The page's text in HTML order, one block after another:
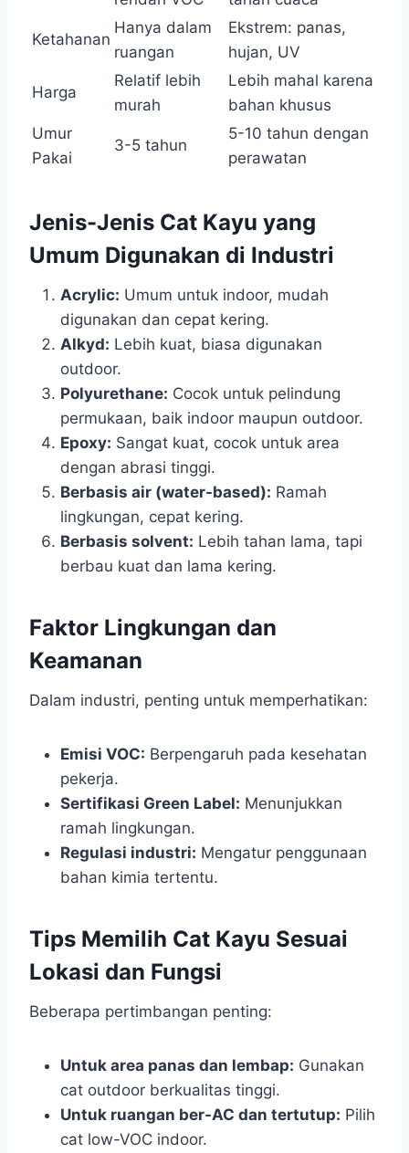
Ketahanan
Hanya dalam
ruangan
Ekstrem: panas,
hujan, UV
Harga
Relatif lebih
murah
Lebih mahal karena
bahan khusus
Umur
Pakai
3-5 tahun
5-10 tahun dengan
perawatan
Jenis-Jenis Cat Kayu yang
Umum Digunakan di Industri
Acrylic: Umum untuk indoor, mudah
digunakan dan cepat kering.
Alkyd: Lebih kuat, biasa digunakan
outdoor.
Polyurethane: Cocok untuk pelindung
permukaan, baik indoor maupun outdoor.
Epoxy: Sangat kuat, cocok untuk area
dengan abrasi tinggi.
Berbasis air (water-based): Ramah
lingkungan, cepat kering.
Berbasis solvent: Lebih tahan lama, tapi
berbau kuat dan lama kering.
Faktor Lingkungan dan
Keamanan
Dalam industri, penting untuk memperhatikan:
Emisi VOC: Berpengaruh pada kesehatan
pekerja.
Sertifikasi Green Label: Menunjukkan
ramah lingkungan.
Regulasi industri: Mengatur penggunaan
bahan kimia tertentu.
Tips Memilih Cat Kayu Sesuai
Lokasi dan Fungsi
Beberapa pertimbangan penting:
Untuk area panas dan lembap: Gunakan
cat outdoor berkualitas tinggi.
Untuk ruangan ber-AC dan tertutup: Pilih
cat low-VOC indoor.